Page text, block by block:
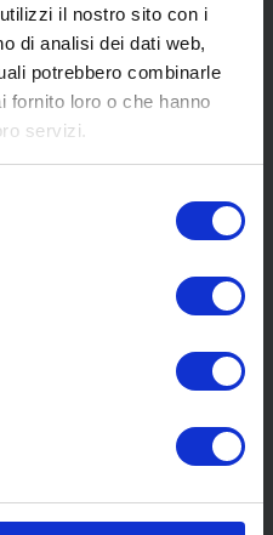
il nostro sito con i
di analisi dei dati web,
potrebbero combinarle
fornito loro o che hanno
servizi.